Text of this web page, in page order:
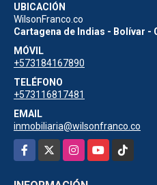
UBICACIÓN
WilsonFranco.co
Cartagena de Indias - Bolívar -
MÓVIL
+573184167890
TELÉFONO
+573116817481
EMAIL
inmobiliaria@wilsonfranco.co
Facebook
InstagramYouTubeTikTok